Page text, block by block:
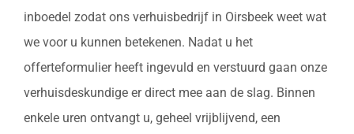
inboedel zodat ons verhuisbedrijf in Oirsbeek weet wat
we voor u kunnen betekenen. Nadat u het
offerteformulier heeft ingevuld en verstuurd gaan onze
verhuisdeskundige er direct mee aan de slag. Binnen
enkele uren ontvangt u, geheel vrijblijvend, een